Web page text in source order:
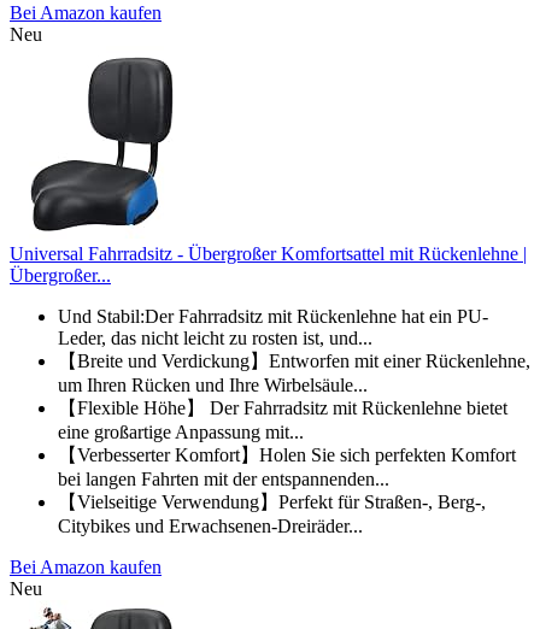
Bei Amazon kaufen
Neu
Universal Fahrradsitz - Übergroßer Komfortsattel mit Rückenlehne |
Übergroßer...
Und Stabil:Der Fahrradsitz mit Rückenlehne hat ein PU-
Leder, das nicht leicht zu rosten ist, und...
【Breite und Verdickung】Entworfen mit einer Rückenlehne,
um Ihren Rücken und Ihre Wirbelsäule...
【Flexible Höhe】 Der Fahrradsitz mit Rückenlehne bietet
eine großartige Anpassung mit...
【Verbesserter Komfort】Holen Sie sich perfekten Komfort
bei langen Fahrten mit der entspannenden...
【Vielseitige Verwendung】Perfekt für Straßen-, Berg-,
Citybikes und Erwachsenen-Dreiräder...
Bei Amazon kaufen
Neu